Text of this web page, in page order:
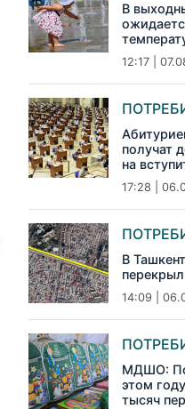
В
12:17 |
получат
на
17:28 |
В
14:09 |
МДШО:
этом
тысяч